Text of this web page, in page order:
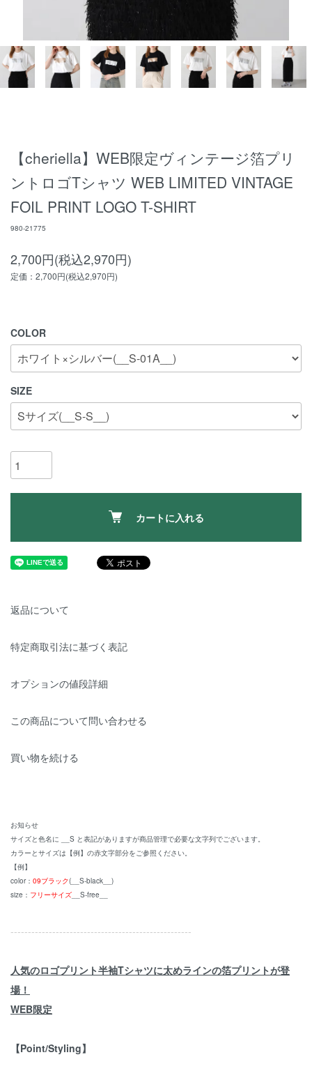
【cheriella】WEB限定ヴィンテージ箔プリ
ントロゴTシャツ WEB LIMITED VINTAGE
FOIL PRINT LOGO T-SHIRT
980-21775
2,700円(税込2,970円)
定価：2,700円(税込2,970円)
COLOR
SIZE
カートに入れる
返品について
特定商取引法に基づく表記
オプションの値段詳細
この商品について問い合わせる
買い物を続ける
お知らせ
サイズと色名に __S と表記がありますが商品管理で必要な文字列でございます。
カラーとサイズは【例】の赤文字部分をご参照ください。
【例】
color： 09ブラック(__S-black__)
size： フリーサイズ __S-free__
----------------------------------------------------
人気のロゴプリント半袖Tシャツに太めラインの箔プリントが登
場！
WEB限定
【Point/Styling】